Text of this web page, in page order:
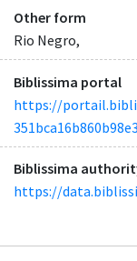
Other form
Rio Negro,
Biblissima portal
https://
Biblissima
https://